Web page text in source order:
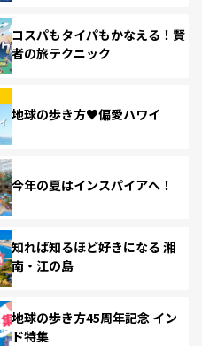
コスパもタイパもかなえる！賢
者の旅テクニック
地球の歩き方♥偏愛ハワイ
今年の夏はインスパイアへ！
知れば知るほど好きになる 湘
南・江の島
地球の歩き方45周年記念 イン
ド特集